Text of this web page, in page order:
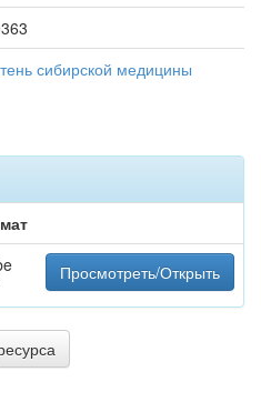
сибирской медицины
Просмотреть/Открыть